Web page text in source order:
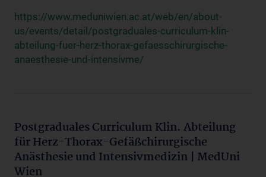
https://www.meduniwien.ac.at/web/en/about-
us/events/detail/postgraduales-curriculum-klin-
abteilung-fuer-herz-thorax-gefaesschirurgische-
anaesthesie-und-intensivme/
Postgraduales Curriculum Klin. Abteilung
für Herz-Thorax-Gefäßchirurgische
Anästhesie und Intensivmedizin | MedUni
Wien